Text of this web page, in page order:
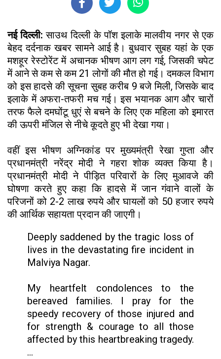
नई दिल्ली:साउथ दिल्ली के पॉश इलाके मालवीय नगर से एक
बेहद दर्दनाक खबर सामने आई है। बुधवार सुबह यहां के एक
मशहूर रेस्टोरेंट में अचानक भीषण आग लग गई, जिसकी चपेट
में आने से कम से कम 21 लोगों की मौत हो गई। दमकल विभाग
को इस हादसे की सूचना सुबह करीब 9 बजे मिली, जिसके बाद
इलाके में अफरा-तफरी मच गई। इस भयानक आग और चारों
तरफ फैले दमघोंटू धुएं से बचने के लिए एक महिला को इमारत
की ऊपरी मंजिल से नीचे कूदते हुए भी देखा गया।
वहीं इस भीषण अग्निकांड पर मुख्यमंत्री रेखा गुप्ता और
प्रधानमंत्री नरेंद्र मोदी ने गहरा शोक व्यक्त किया है।
प्रधानमंत्री मोदी ने पीड़ित परिवारों के लिए मुआवजे की
घोषणा करते हुए कहा कि हादसे में जान गंवाने वालों के
परिजनों को 2-2 लाख रुपये और घायलों को 50 हजार रुपये
की आर्थिक सहायता प्रदान की जाएगी।
Deeply saddened by the tragic loss of
lives in the devastating fire incident in
Malviya Nagar.
My heartfelt condolences to the
bereaved families. I pray for the
speedy recovery of those injured and
for strength & courage to all those
affected by this heartbreaking tragedy.
…